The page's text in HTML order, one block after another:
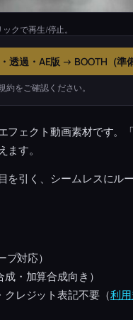
クで再生/停止。
透過・AE版 → BOOTH（準
をご確認ください。
フェクト動画素材です。
す。
を引く、シームレスに
対応）
・加算合成向き）
レジット表記不要（利